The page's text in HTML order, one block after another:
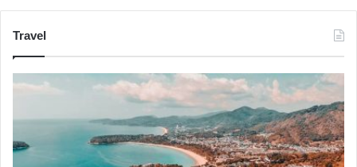
Travel